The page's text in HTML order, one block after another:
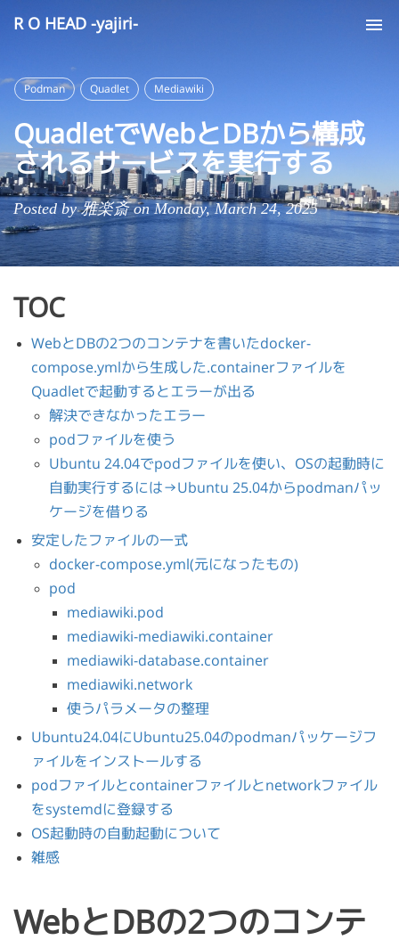
R O HEAD -yajiri-
Podman Quadlet Mediawiki
QuadletでWebとDBから構成
されるサービスを実行する
Posted by 雅楽斎 on Monday, March 24, 2025
TOC
WebとDBの2つのコンテナを書いたdocker-
compose.ymlから生成した.containerファイルを
Quadletで起動するとエラーが出る
解決できなかったエラー
podファイルを使う
Ubuntu 24.04でpodファイルを使い、OSの起動時に
自動実行するには→Ubuntu 25.04からpodmanパッ
ケージを借りる
安定したファイルの一式
docker-compose.yml(元になったもの)
pod
mediawiki.pod
mediawiki-mediawiki.container
mediawiki-database.container
mediawiki.network
使うパラメータの整理
Ubuntu24.04にUbuntu25.04のpodmanパッケージフ
ァイルをインストールする
podファイルとcontainerファイルとnetworkファイル
をsystemdに登録する
OS起動時の自動起動について
雑感
WebとDBの2つのコンテ